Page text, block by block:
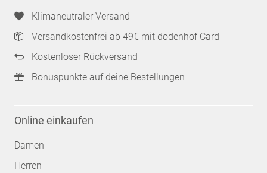
Klimaneutraler Versand
Versandkostenfrei ab 49€ mit dodenhof Card
Kostenloser Rückversand
Bonuspunkte auf deine Bestellungen
Online einkaufen
Damen
Herren